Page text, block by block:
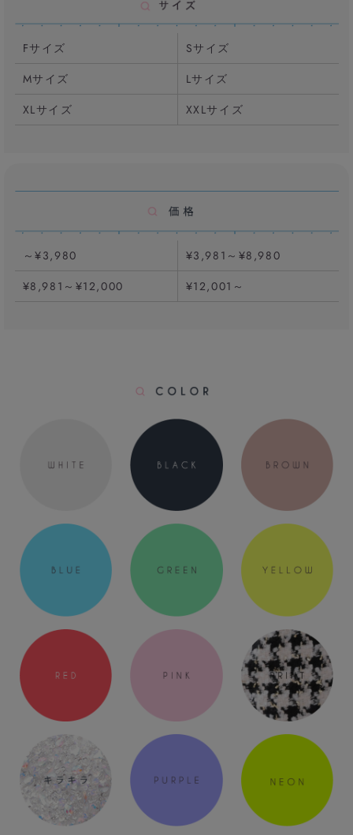
Fサイズ
Sサイズ
Mサイズ
Lサイズ
XLサイズ
XXLサイズ
～¥3,980
¥3,981～¥8,980
¥8,981～¥12,000
¥12,001～